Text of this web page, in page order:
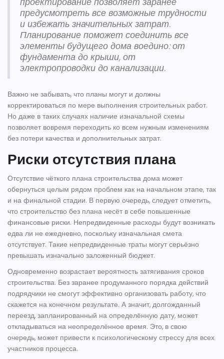
предусмотреть все возможные трудности
и избежать значительных затрат.
Планирование поможет соединить все
элементы будущего дома воедино: от
фундамента до крыши, от
электропроводки до канализации.
Важно не забывать, что планы могут и должны
корректироваться по мере выполнения строительных работ.
Но даже в таких случаях наличие изначальной схемы
позволяет вовремя переходить ко всем нужным изменениям
без потери качества и дополнительных затрат.
Риски отсутствия плана
Отсутствие чёткого плана строительства дома может
обернуться целым рядом проблем как на начальном этапе, так
и на финальной стадии. В первую очередь, следует отметить,
что строительство без плана несёт в себе повышенные
финансовые риски. Непредвиденные расходы будут возникать
едва ли не ежедневно, поскольку изначальная смета
отсутствует. Такие непредвиденные траты могут серьёзно
превышать изначально заложенный бюджет.
Одновременно возрастает вероятность затягивания сроков
строительства. Без заранее продуманного порядка действий
подрядчики не смогут эффективно организовать работу, что
скажется на конечном результате. А значит, долгожданный
переезд, запланированный на определённую дату, может
откладываться на неопределённое время. Это, в свою
очередь, может привести к психологическому стрессу для всех
участников процесса.